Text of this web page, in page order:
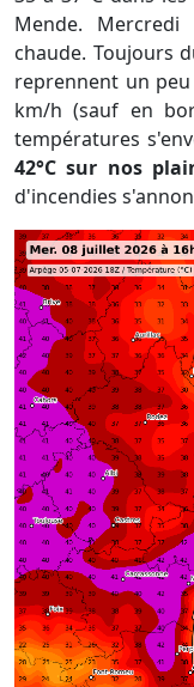
Mende.
chaude. Toujours
reprennent un
km/h (sauf en
températures
42°C sur nos
d'incendies